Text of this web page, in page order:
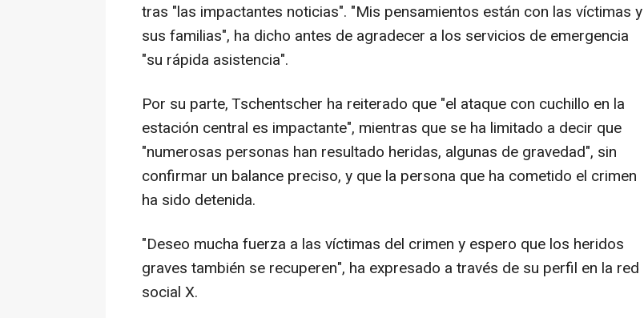
tras "las impactantes noticias". "Mis pensamientos están con las víctimas y
sus familias", ha dicho antes de agradecer a los servicios de emergencia
"su rápida asistencia".
Por su parte, Tschentscher ha reiterado que "el ataque con cuchillo en la
estación central es impactante", mientras que se ha limitado a decir que
"numerosas personas han resultado heridas, algunas de gravedad", sin
confirmar un balance preciso, y que la persona que ha cometido el crimen
ha sido detenida.
"Deseo mucha fuerza a las víctimas del crimen y espero que los heridos
graves también se recuperen", ha expresado a través de su perfil en la red
social X.